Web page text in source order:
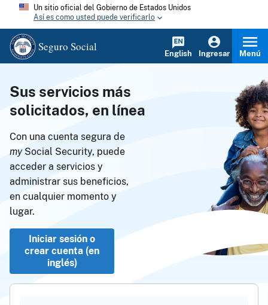
Un sitio oficial del Gobierno de Estados Unidos
Así es como usted puede verificarlo
Seguro Social
English Ingresar Menú
Sus servicios más
solicitados, en línea
Con una cuenta segura de
my Social Security, puede
acceder a servicios y
administrar sus beneficios,
en cualquier momento y
lugar.
Iniciar sesión o
crear cuenta (en
inglés)